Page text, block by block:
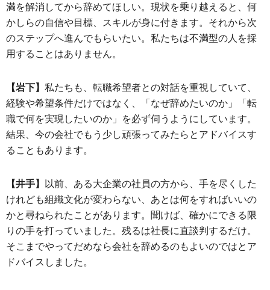
満を解消してから辞めてほしい。現状を乗り越えると、何
かしらの自信や目標、スキルが身に付きます。それから次
のステップへ進んでもらいたい。私たちは不満型の人を採
用することはありません。
【岩下】 私たちも、転職希望者との対話を重視していて、
経験や希望条件だけではなく、「なぜ辞めたいのか」「転
職で何を実現したいのか」を必ず伺うようにしています。
結果、今の会社でもう少し頑張ってみたらとアドバイスす
ることもあります。
【井手】
以前、ある大企業の社員の方から、手を尽くした
けれども組織文化が変わらない、あとは何をすればいいの
かと尋ねられたことがあります。聞けば、確かにできる限
りの手を打っていました。残るは社長に直談判するだけ。
そこまでやってだめなら会社を辞めるのもよいのではとア
ドバイスしました。